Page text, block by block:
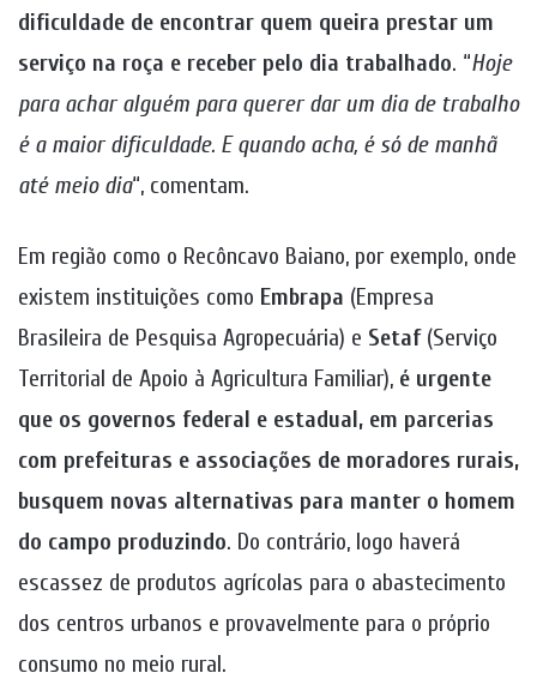
dificuldade de encontrar quem queira prestar um
serviço na roça e receber pelo dia trabalhado. “Hoje
para achar alguém para querer dar um dia de trabalho
é a maior dificuldade. E quando acha, é só de manhã
até meio dia“, comentam.
Em região como o Recôncavo Baiano, por exemplo, onde
existem instituições como Embrapa (Empresa
Brasileira de Pesquisa Agropecuária) e Setaf(Serviço
Territorial de Apoio à Agricultura Familiar), é urgente
que os governos federal e estadual, em parcerias
com prefeituras e associações de moradores rurais,
busquem novas alternativas para manter o homem
do campo produzindo. Do contrário, logo haverá
escassez de produtos agrícolas para o abastecimento
dos centros urbanos e provavelmente para o próprio
consumo no meio rural.